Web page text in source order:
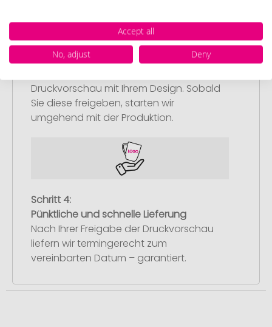
Schritt 3:
Artikelvorschau und Freigabe
Druckvorschau mit Ihrem Design. Sobald
Sie diese freigeben, starten wir
umgehend mit der Produktion.
Schritt 4:
Pünktliche und schnelle Lieferung
Nach Ihrer Freigabe der Druckvorschau
liefern wir termingerecht zum
vereinbarten Datum – garantiert.
Accept all
No, adjust
Deny